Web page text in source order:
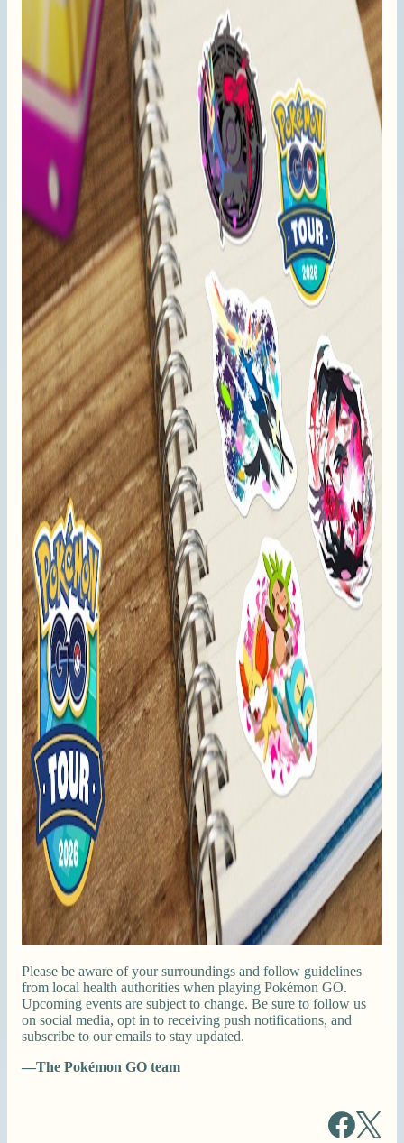
Please be aware of your surroundings and follow guidelines
from local health authorities when playing Pokémon GO.
Upcoming events are subject to change. Be sure to follow us
on social media, opt in to receiving push notifications, and
subscribe to our emails to stay updated.
—The Pokémon GO team